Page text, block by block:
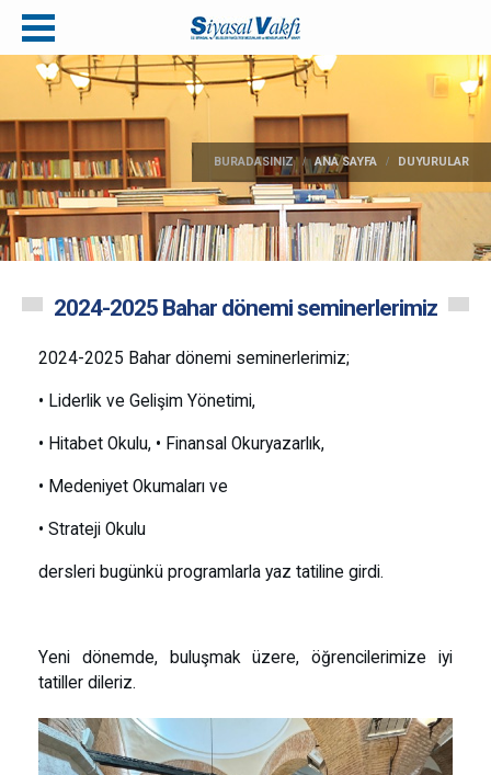
BURADASINIZ ANA SAYFA DUYURULAR
2024-2025 Bahar dönemi seminerlerimiz
2024-2025 Bahar dönemi seminerlerimiz;
• Liderlik ve Gelişim Yönetimi,
• Hitabet Okulu, • Finansal Okuryazarlık,
• Medeniyet Okumaları ve
• Strateji Okulu
dersleri bugünkü programlarla yaz tatiline girdi.
Yeni dönemde, buluşmak üzere, öğrencilerimize iyi
tatiller dileriz.